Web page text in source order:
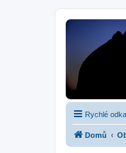
Rychlé
Domů